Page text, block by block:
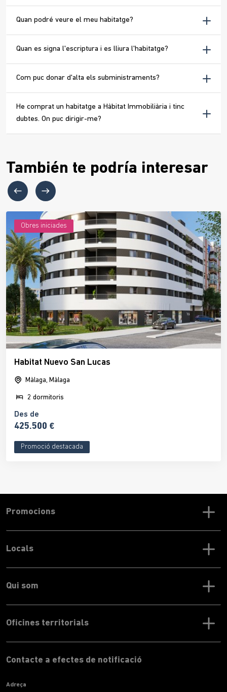
Quan podré veure el meu habitatge?
Quan es signa l'escriptura i es lliura l'habitatge?
Com puc donar d'alta els subministraments?
He comprat un habitatge a Hàbitat Immobiliària i tinc
dubtes. On puc dirigir-me?
También te podría interesar
Obres iniciades
Habitat Nuevo San Lucas
Màlaga, Màlaga
2 dormitoris
Des de
425.500 €
Promoció destacada
Promocions
Locals
Oficines territorials
Contacte a efectes de notificació
Adreça
Qui som